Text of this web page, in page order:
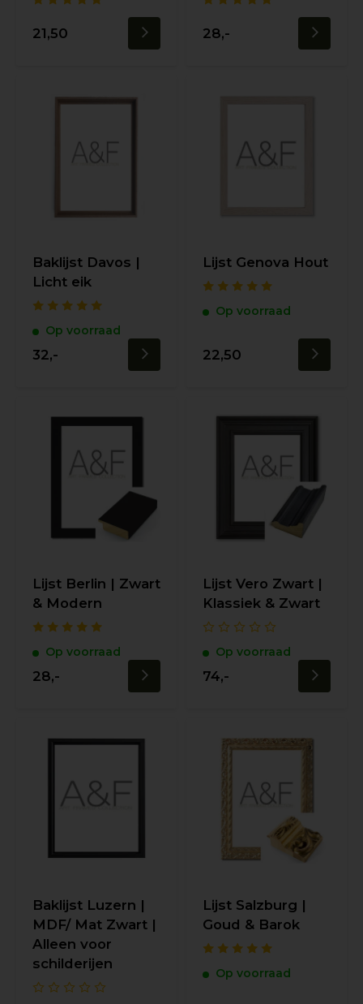
21,50 28,-
Baklijst Davos |
Licht eik
Op voorraad
32,-
Lijst Genova Hout
Op voorraad
22,50
Lijst Berlin | Zwart
& Modern
Op voorraad
28,-
Lijst Vero Zwart |
Klassiek & Zwart
Op voorraad
74,-
Baklijst Luzern |
MDF/ Mat Zwart |
Alleen voor
schilderijen
Lijst Salzburg |
Goud & Barok
Op voorraad